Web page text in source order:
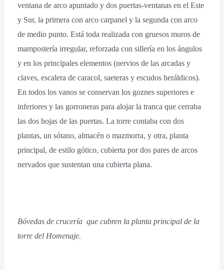
ventana de arco apuntado y dos puertas-ventanas en el Este
y Sur, la primera con arco carpanel y la segunda con arco
de medio punto. Está toda realizada con gruesos muros de
mampostería irregular, reforzada con sillería en los ángulos
y en los principales elementos (nervios de las arcadas y
claves, escalera de caracol, saeteras y escudos heráldicos).
En todos los vanos se conservan los goznes superiores e
inferiores y las gorroneras para alojar la tranca que cerraba
las dos hojas de las puertas. La torre contaba con dos
plantas, un sótano, almacén o mazmorra, y otra, planta
principal, de estilo gótico, cubierta por dos pares de arcos
nervados que sustentan una cubierta plana.
Bóvedas de crucería que cubren la planta principal de la
torre del Homenaje.